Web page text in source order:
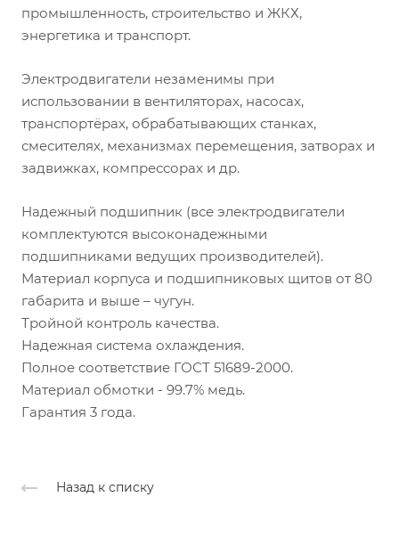
промышленность, строительство и ЖКХ,
энергетика и транспорт.
Электродвигатели незаменимы при
использовании в вентиляторах, насосах,
транспортёрах, обрабатывающих станках,
смесителях, механизмах перемещения, затворах и
задвижках, компрессорах и др.
Надежный подшипник (все электродвигатели
комплектуются высоконадежными
подшипниками ведущих производителей).
Материал корпуса и подшипниковых щитов от 80
габарита и выше – чугун.
Тройной контроль качества.
Надежная система охлаждения.
Полное соответствие ГОСТ 51689-2000.
Материал обмотки - 99.7% медь.
Гарантия 3 года.
Назад к списку